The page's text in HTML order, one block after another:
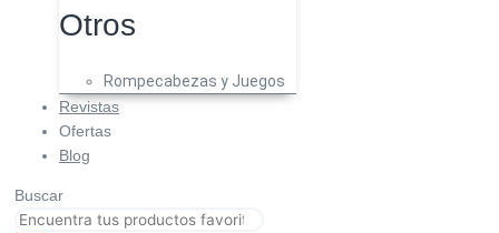
Otros
Rompecabezas y Juegos
Revistas
Ofertas
Blog
Buscar